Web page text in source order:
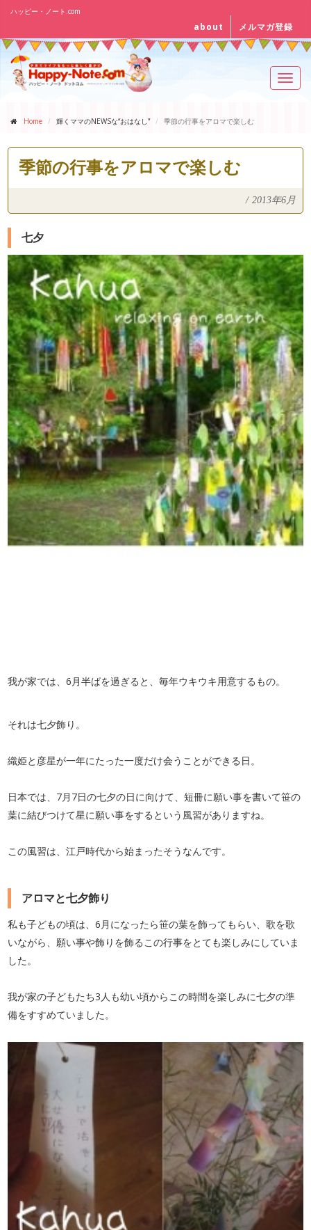
ハッピー・ノート.com
about メルマガ登録
Home 輝くママのNEWSな“おはなし” 季節の行事をアロマで楽しむ
季節の行事をアロマで楽しむ
/ 2013年6月
七夕
我が家では、6月半ばを過ぎると、毎年ウキウキ用意するもの。
それは七夕飾り。
織姫と彦星が一年にたった一度だけ会うことができる日。
日本では、7月7日の七夕の日に向けて、短冊に願い事を書いて笹の
葉に結びつけて星に願い事をするという風習がありますね。
この風習は、江戸時代から始まったそうなんです。
アロマと七夕飾り
私も子どもの頃は、6月になったら笹の葉を飾ってもらい、歌を歌
いながら、願い事や飾りを飾るこの行事をとても楽しみにしていま
した。
我が家の子どもたち3人も幼い頃からこの時間を楽しみに七夕の準
備をすすめていました。